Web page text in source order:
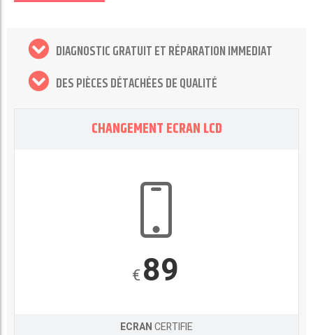
DIAGNOSTIC GRATUIT ET RÉPARATION IMMEDIAT
DES PIÈCES DÉTACHÉES DE QUALITÉ
CHANGEMENT ECRAN LCD
€89
ECRANCERTIFIE